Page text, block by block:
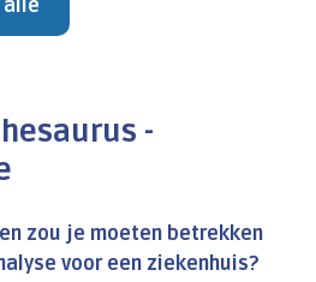
alle
-
zou je moeten betrekken
voor een ziekenhuis?